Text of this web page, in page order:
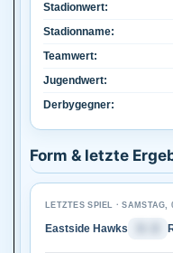
Stadionwert:
Stadionname:
Teamwert:
Jugendwert:
Derbygegner:
Form & letzte
LETZTES SPIEL ·
Eastside Hawks